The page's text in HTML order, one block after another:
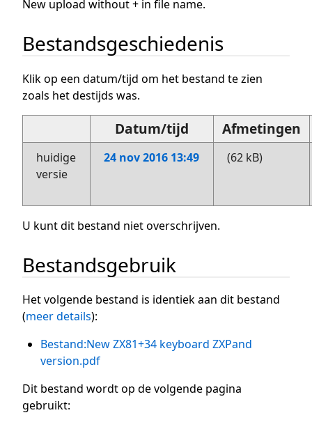
New upload without + in file name.
Bestandsgeschiedenis
Klik op een datum/tijd om het bestand te zien
zoals het destijds was.
Datum/tijd Afmetingen
huidige
versie
24 nov 2016 13:49 (62 kB)
U kunt dit bestand niet overschrijven.
Bestandsgebruik
Het volgende bestand is identiek aan dit bestand
(meer details):
Bestand:New ZX81+34 keyboard ZXPand
version.pdf
Dit bestand wordt op de volgende pagina
gebruikt: